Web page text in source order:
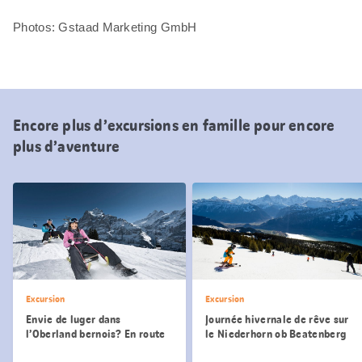
Photos: Gstaad Marketing GmbH
Encore plus d’excursions en famille pour encore
plus d’aventure
Excursion
Envie de luger dans
l’Oberland bernois? En route
Excursion
Journée hivernale de rêve sur
le Niederhorn ob Beatenberg